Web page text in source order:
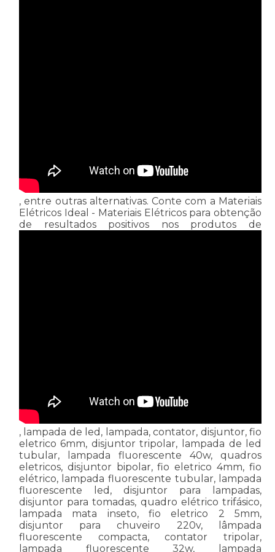
, entre outras alternativas. Conte com a Materiais
Elétricos Ideal - Materiais Elétricos para obtenção
de resultados positivos nos produtos de
, lampada de led, lampada, contator, disjuntor, fio
eletrico 6mm, disjuntor tripolar, lampada de led
tubular, lampada fluorescente 40w, quadros
eletricos, disjuntor bipolar, fio eletrico 4mm, fio
elétrico, lampada fluorescente tubular, lampada
fluorescente led, disjuntor para lampadas,
disjuntor para tomadas, quadro elétrico trifásico,
lampada mata inseto, fio eletrico 2 5mm,
disjuntor para chuveiro 220v, lâmpada
fluorescente compacta, contator tripolar,
lampada fluorescente 32w, lampada